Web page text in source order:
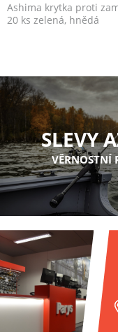
Ashima krytka proti
20 ks zelená, hnědá
SLEVY
VĚRNOSTNÍ